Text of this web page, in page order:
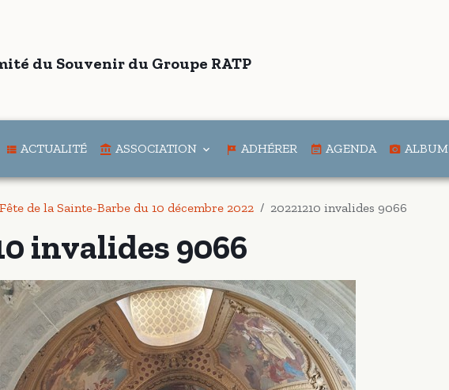
du Souvenir du Groupe RATP
ACTUALITÉ ASSOCIATION ADHÉRER AGENDA ALBUM
Fête de la Sainte-Barbe du 10 décembre 2022 20221210 invalides 9066
invalides 9066